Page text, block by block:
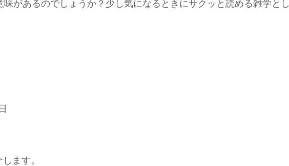
味があるのでしょうか？少し気になるときにサクッと読める雑学とし
ます。